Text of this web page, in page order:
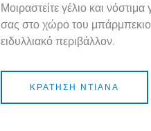
Μοιραστείτε γέλιο και
σας στο χώρο του
ειδυλλιακό περιβάλλον.
ΚΡΆΤΗΣΗ ΝΤΙΆΝΑ